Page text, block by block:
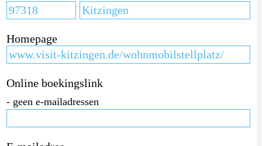
Homepage
Online boekingslink
- geen e-mailadressen